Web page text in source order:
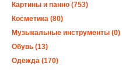
Картины и панно (753)
Косметика (80)
Музыкальные инструменты (0)
Обувь (13)
Одежда (170)